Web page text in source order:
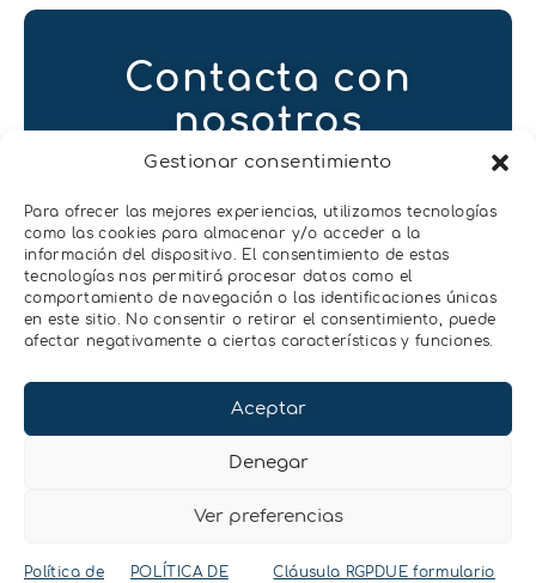
Gestionar consentimiento
Para ofrecer las mejores experiencias, utilizamos tecnologías
como las cookies para almacenar y/o acceder a la
información del dispositivo. El consentimiento de estas
tecnologías nos permitirá procesar datos como el
comportamiento de navegación o las identificaciones únicas
en este sitio. No consentir o retirar el consentimiento, puede
afectar negativamente a ciertas características y funciones.
Aceptar
Denegar
Ver preferencias
Política de
POLÍTICA DE
Cláusula RGPDUE formulario
Contacta con
nosotros
Contactar